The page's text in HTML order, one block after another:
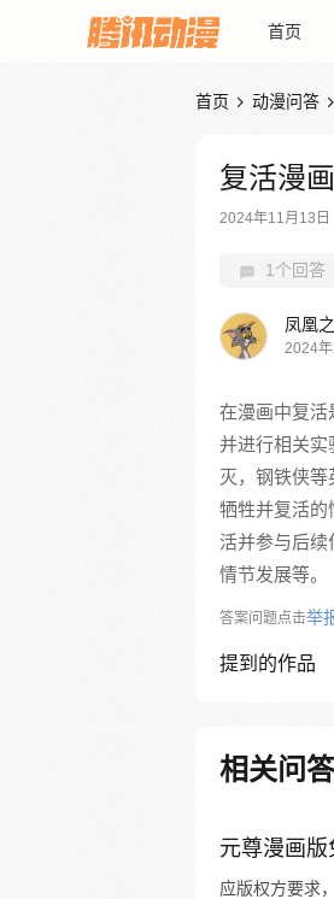
首页
首页  动漫问答 
复活漫
2024年11月13日
1个回答
凤凰
2024
在漫画中复活
并进行相关实
灭，钢铁侠
牺牲并复活的
活并参与后
情节发展等。
答案问题点击举
提到的作品
相关问答
元尊漫画版
应版权方要求